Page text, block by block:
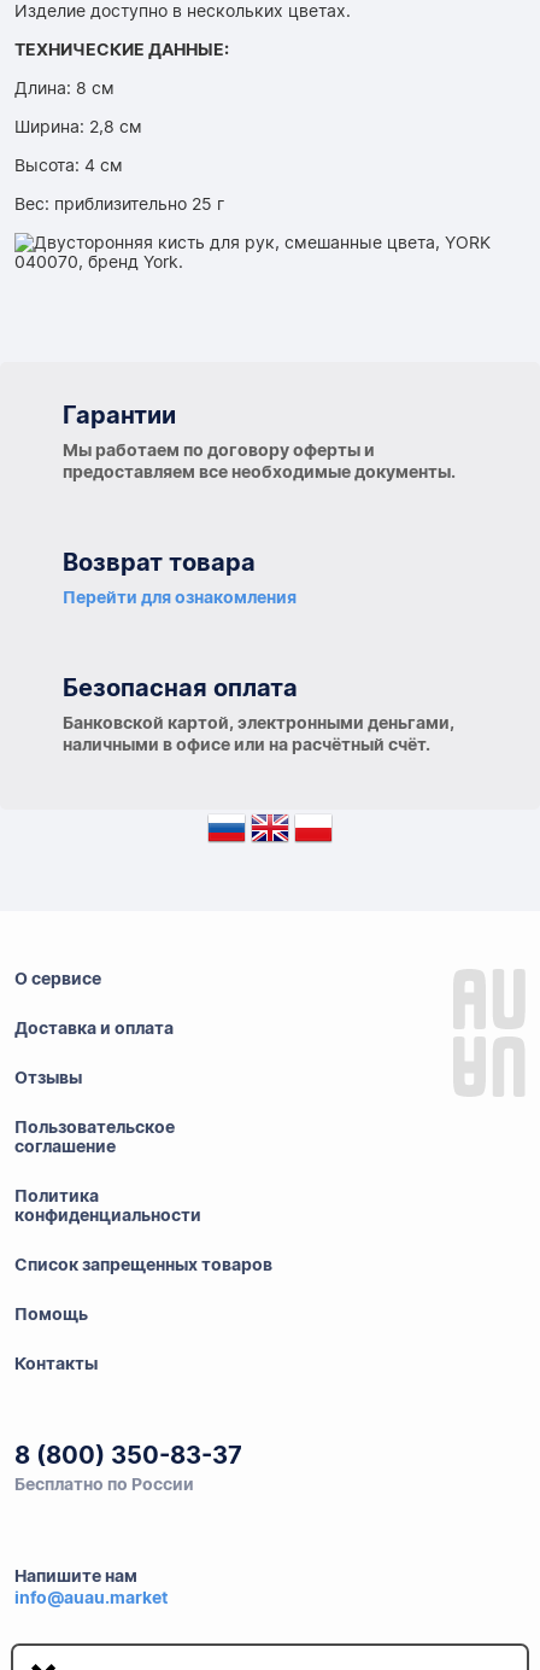
Изделие доступно в нескольких цветах.
ТЕХНИЧЕСКИЕ ДАННЫЕ:
Длина: 8 см
Ширина: 2,8 см
Высота: 4 см
Вес: приблизительно 25 г
Гарантии
Мы работаем по договору оферты и
предоставляем все необходимые документы.
Возврат товара
Перейти для ознакомления
Безопасная оплата
Банковской картой, электронными деньгами,
наличными в офисе или на расчётный счёт.
О сервисе
Доставка и оплата
Отзывы
Пользовательское
соглашение
Политика
конфиденциальности
Список запрещенных товаров
Помощь
Контакты
8 (800) 350-83-37
Бесплатно по России
Напишите нам
info@auau.market